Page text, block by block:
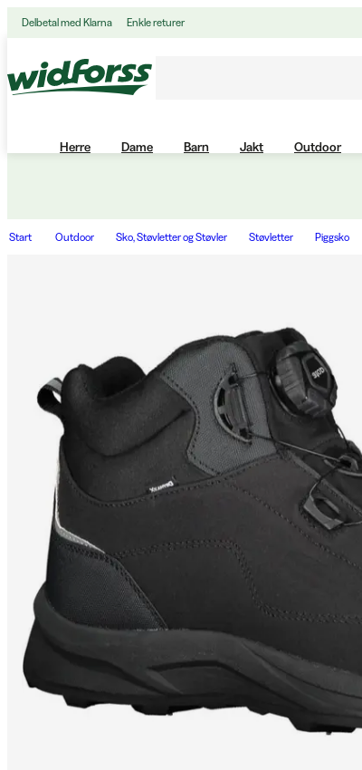
Delbetal med Klarna Enkle returer
Herre Dame Barn Jakt Outdoor
Start Outdoor Sko, Støvletter og Støvler Støvletter Piggsko